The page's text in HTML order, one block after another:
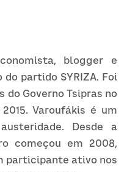
blogger e
partido SYRIZA. Foi
do Governo Tsipras no
Varoufákis é um
Desde a
começou em 2008,
participante ativo nos